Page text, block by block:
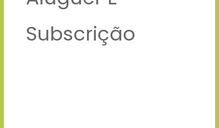
Subscrição